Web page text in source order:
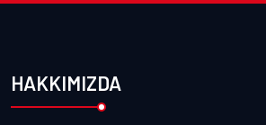
HAKKIMIZDA